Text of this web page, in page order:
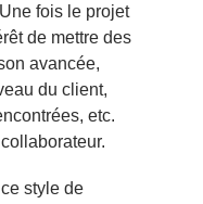
fois le projet
de mettre des
avancée,
du client,
etc.
style de